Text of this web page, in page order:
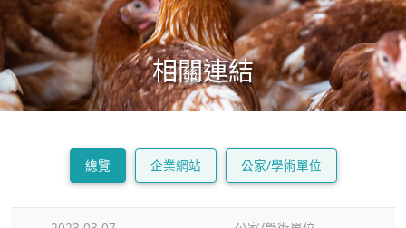
相關連結
總覽 企業網站 公家/學術單位